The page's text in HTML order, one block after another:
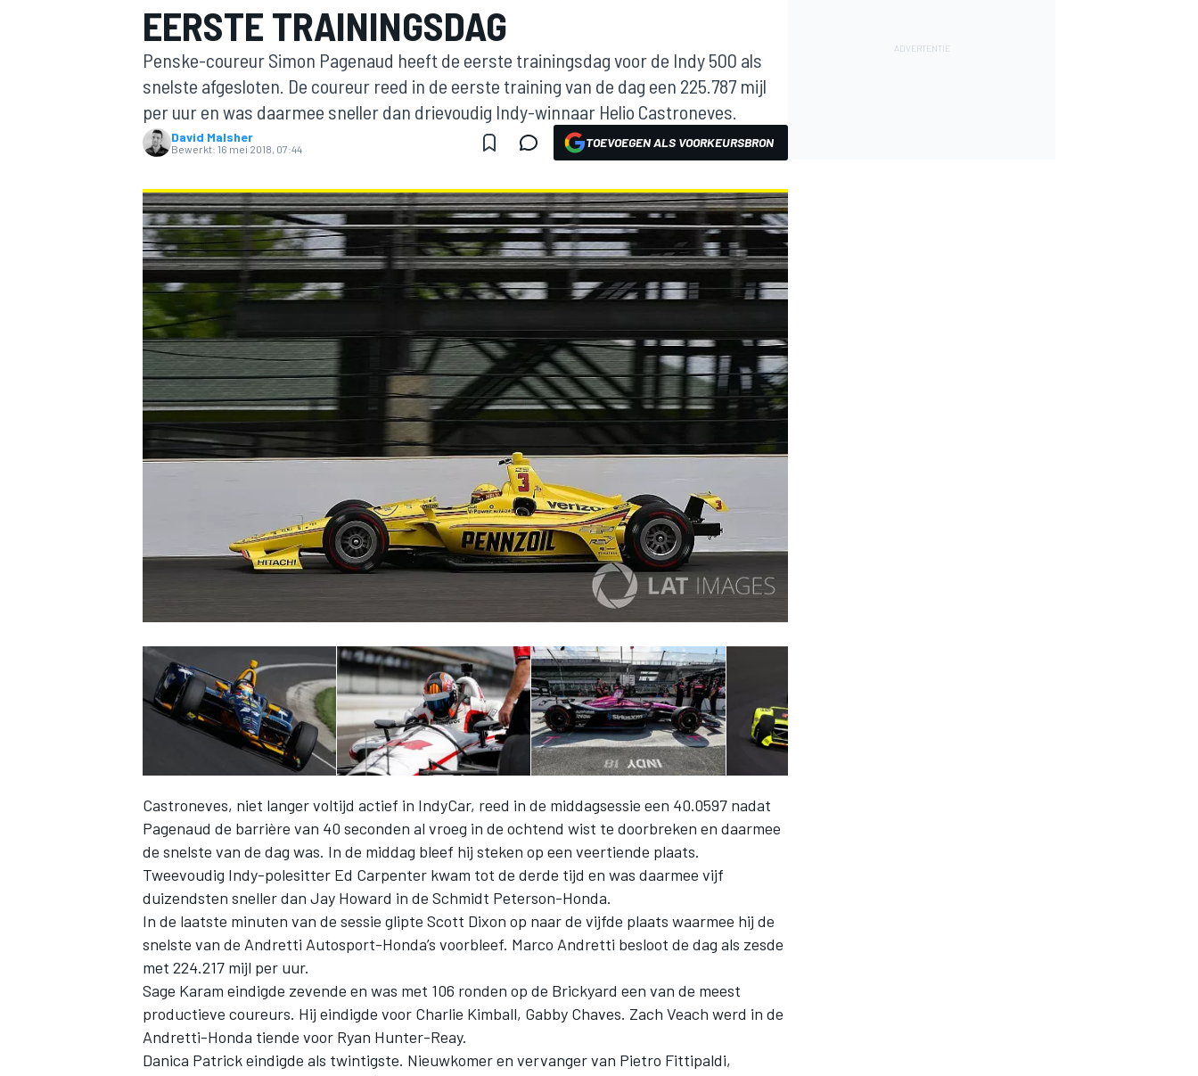
MOTOGP
DTM
EERSTE TRAININGSDAG
Penske-coureur Simon Pagenaud heeft de eerste trainingsdag voor de Indy 500 als
snelste afgesloten. De coureur reed in de eerste training van de dag een 225.787 mijl
per uur en was daarmee sneller dan drievoudig Indy-winnaar Helio Castroneves.
David Malsher
Bewerkt: 16 mei 2018, 07:44 TOEVOEGEN ALS VOORKEURSBRON
Castroneves, niet langer voltijd actief in IndyCar, reed in de middagsessie een 40.0597 nadat
Pagenaud de barrière van 40 seconden al vroeg in de ochtend wist te doorbreken en daarmee
de snelste van de dag was. In de middag bleef hij steken op een veertiende plaats.
Tweevoudig Indy-polesitter Ed Carpenter kwam tot de derde tijd en was daarmee vijf
duizendsten sneller dan Jay Howard in de Schmidt Peterson-Honda.
In de laatste minuten van de sessie glipte Scott Dixon op naar de vijfde plaats waarmee hij de
snelste van de Andretti Autosport-Honda’s voorbleef. Marco Andretti besloot de dag als zesde
met 224.217 mijl per uur.
Sage Karam eindigde zevende en was met 106 ronden op de Brickyard een van de meest
productieve coureurs. Hij eindigde voor Charlie Kimball, Gabby Chaves. Zach Veach werd in de
Andretti-Honda tiende voor Ryan Hunter-Reay.
Danica Patrick eindigde als twintigste. Nieuwkomer en vervanger van Pietro Fittipaldi,